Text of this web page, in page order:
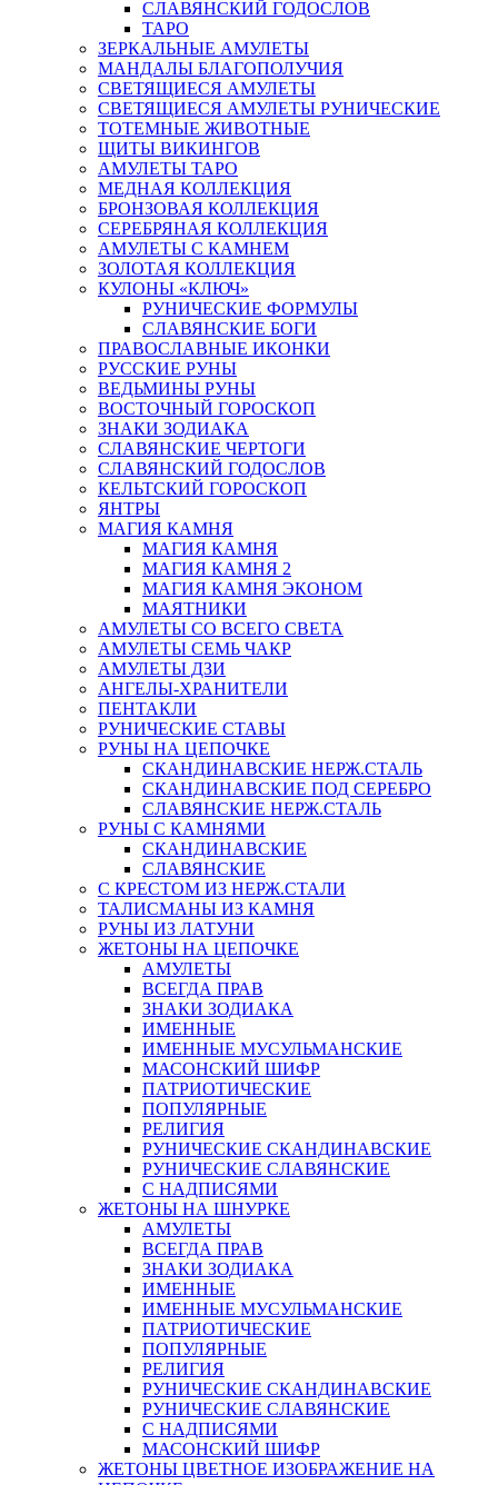
СЛАВЯНСКИЙ ГОДОСЛОВ
ТАРО
ЗЕРКАЛЬНЫЕ АМУЛЕТЫ
МАНДАЛЫ БЛАГОПОЛУЧИЯ
СВЕТЯЩИЕСЯ АМУЛЕТЫ
СВЕТЯЩИЕСЯ АМУЛЕТЫ РУНИЧЕСКИЕ
ТОТЕМНЫЕ ЖИВОТНЫЕ
ЩИТЫ ВИКИНГОВ
АМУЛЕТЫ ТАРО
МЕДНАЯ КОЛЛЕКЦИЯ
БРОНЗОВАЯ КОЛЛЕКЦИЯ
СЕРЕБРЯНАЯ КОЛЛЕКЦИЯ
АМУЛЕТЫ С КАМНЕМ
ЗОЛОТАЯ КОЛЛЕКЦИЯ
КУЛОНЫ «КЛЮЧ»
РУНИЧЕСКИЕ ФОРМУЛЫ
СЛАВЯНСКИЕ БОГИ
ПРАВОСЛАВНЫЕ ИКОНКИ
РУССКИЕ РУНЫ
ВЕДЬМИНЫ РУНЫ
ВОСТОЧНЫЙ ГОРОСКОП
ЗНАКИ ЗОДИАКА
СЛАВЯНСКИЕ ЧЕРТОГИ
СЛАВЯНСКИЙ ГОДОСЛОВ
КЕЛЬТСКИЙ ГОРОСКОП
ЯНТРЫ
МАГИЯ КАМНЯ
МАГИЯ КАМНЯ
МАГИЯ КАМНЯ 2
МАГИЯ КАМНЯ ЭКОНОМ
МАЯТНИКИ
АМУЛЕТЫ СО ВСЕГО СВЕТА
АМУЛЕТЫ СЕМЬ ЧАКР
АМУЛЕТЫ ДЗИ
АНГЕЛЫ-ХРАНИТЕЛИ
ПЕНТАКЛИ
РУНИЧЕСКИЕ СТАВЫ
РУНЫ НА ЦЕПОЧКЕ
СКАНДИНАВСКИЕ НЕРЖ.СТАЛЬ
СКАНДИНАВСКИЕ ПОД СЕРЕБРО
СЛАВЯНСКИЕ НЕРЖ.СТАЛЬ
РУНЫ С КАМНЯМИ
СКАНДИНАВСКИЕ
СЛАВЯНСКИЕ
С КРЕСТОМ ИЗ НЕРЖ.СТАЛИ
ТАЛИСМАНЫ ИЗ КАМНЯ
PУНЫ ИЗ ЛАТУНИ
ЖЕТОНЫ НА ЦЕПОЧКЕ
АМУЛЕТЫ
ВСЕГДА ПРАВ
ЗНАКИ ЗОДИАКА
ИМЕННЫЕ
ИМЕННЫЕ МУСУЛЬМАНСКИЕ
МАСОНСКИЙ ШИФР
ПАТРИОТИЧЕСКИЕ
ПОПУЛЯРНЫЕ
РЕЛИГИЯ
РУНИЧЕСКИЕ СКАНДИНАВСКИЕ
РУНИЧЕСКИЕ СЛАВЯНСКИЕ
С НАДПИСЯМИ
ЖЕТОНЫ НА ШНУРКЕ
АМУЛЕТЫ
ВСЕГДА ПРАВ
ЗНАКИ ЗОДИАКА
ИМЕННЫЕ
ИМЕННЫЕ МУСУЛЬМАНСКИЕ
ПАТРИОТИЧЕСКИЕ
ПОПУЛЯРНЫЕ
РЕЛИГИЯ
РУНИЧЕСКИЕ СКАНДИНАВСКИЕ
РУНИЧЕСКИЕ СЛАВЯНСКИЕ
С НАДПИСЯМИ
МАСОНСКИЙ ШИФР
ЖЕТОНЫ ЦВЕТНОЕ ИЗОБРАЖЕНИЕ НА